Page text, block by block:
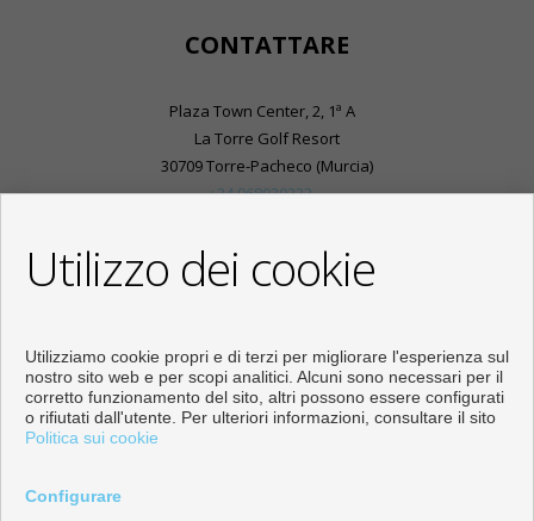
CONTATTARE
Plaza Town Center, 2, 1ª A
La Torre Golf Resort
30709 Torre-Pacheco (Murcia)
+34 968030333
info@inmobiliariasplaza.com
Dal Lunedi fino al Venerdì : 10:00 - 18:00
Utilizzo dei cookie
Utilizziamo cookie propri e di terzi per migliorare l'esperienza sul
nostro sito web e per scopi analitici. Alcuni sono necessari per il
corretto funzionamento del sito, altri possono essere configurati
o rifiutati dall'utente. Per ulteriori informazioni, consultare il sito
Politica sui cookie
Configurare